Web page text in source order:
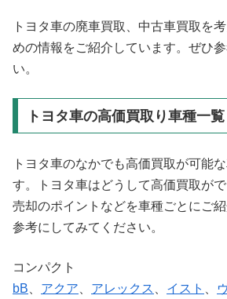
トヨタ車の廃車買取、中古車買取を
めの情報をご紹介しています。ぜひ
い。
トヨタ車の高価買取り車種一覧
トヨタ車のなかでも高価買取が可能
す。トヨタ車はどうして高価買取が
売却のポイントなどを車種ごとにご紹
参考にしてみてください。
コンパクト
bB
アクア アレックス イスト